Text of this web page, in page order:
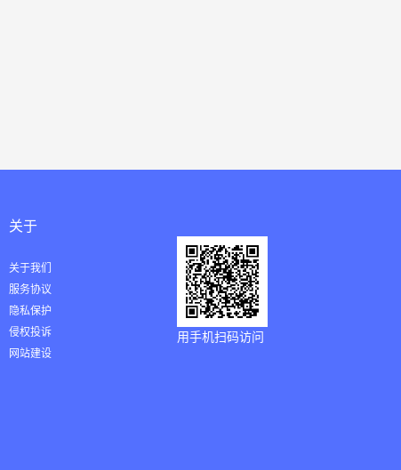
关于
关于我们
服务协议
隐私保护
侵权投诉
网站建设
用手机扫码访问